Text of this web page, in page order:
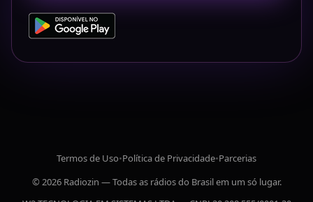
Termos de Uso•Política de Privacidade•Parcerias
© 2026 Radiozin — Todas as rádios do Brasil em um só lugar.